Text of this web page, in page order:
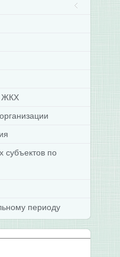
ЖКХ
субъектов по
периоду